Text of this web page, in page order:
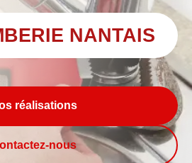
NANTAIS
réalisations
nous